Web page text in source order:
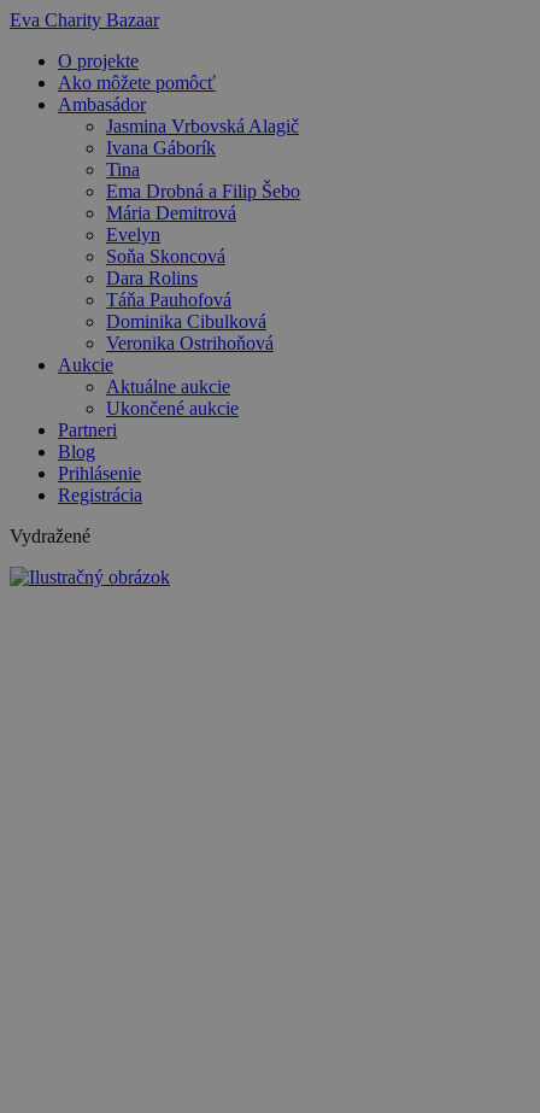
Preskočiť
obsah
Eva Charity Bazaar
O projekte
Ako môžete pomôcť
Ambasádor
Jasmina Vrbovská Alagič
Ivana Gáborík
Tina
Ema Drobná a Filip Šebo
Mária Demitrová
Evelyn
Soňa Skoncová
Dara Rolins
Táňa Pauhofová
Dominika Cibulková
Veronika Ostrihoňová
Aukcie
Aktuálne aukcie
Ukončené aukcie
Partneri
Blog
Prihlásenie
Registrácia
Vydražené